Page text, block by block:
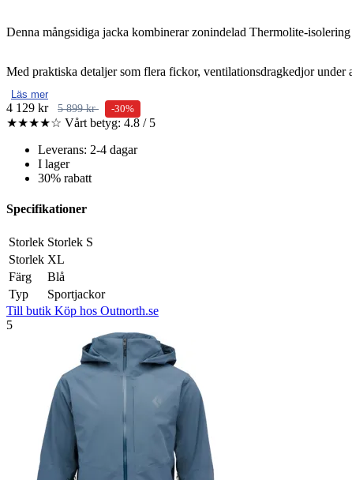
Denna mångsidiga jacka kombinerar zonindelad Thermolite-
Med praktiska detaljer som flera fickor, ventilationsdragkedjor
Läs mer
4 129 kr 5 899 kr -30%
★★★★☆ Vårt betyg: 4.8 / 5
Leverans: 2-4 dagar
I lager
30% rabatt
Specifikationer
Storlek Storlek S
Storlek XL
Färg
Blå
Typ
Sportjackor
Till butik Köp hos Outnorth.se
5